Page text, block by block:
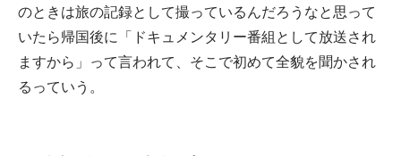
のときは旅の記録として撮っているんだろうなと思って
いたら帰国後に「ドキュメンタリー番組として放送され
ますから」って言われて、そこで初めて全貌を聞かされ
るっていう。